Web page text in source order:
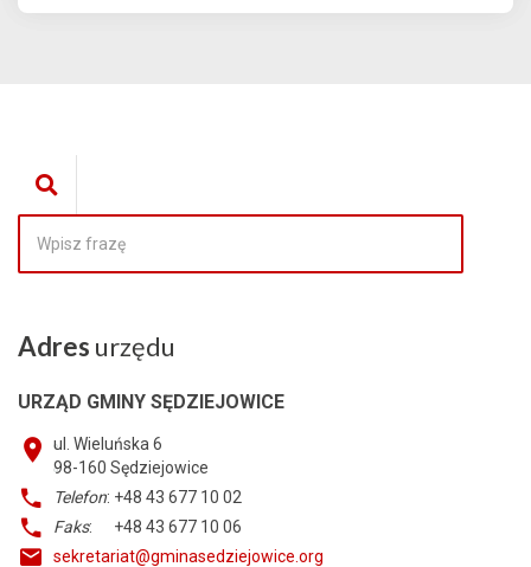
Adres urzędu
URZĄD GMINY SĘDZIEJOWICE
ul. Wieluńska 6
98-160 Sędziejowice
Telefon: +48 43 677 10 02
Faks: +48 43 677 10 06
sekretariat@gminasedziejowice.org